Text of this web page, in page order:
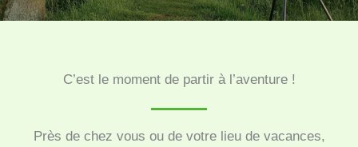
C’est le moment de partir à l’aventure !
Près de chez vous ou de votre lieu de vacances,